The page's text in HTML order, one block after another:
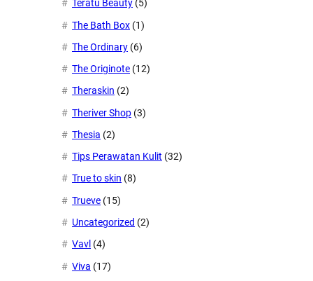
Teratu Beauty (5)
The Bath Box (1)
The Ordinary (6)
The Originote (12)
Theraskin (2)
Theriver Shop (3)
Thesia (2)
Tips Perawatan Kulit (32)
True to skin (8)
Trueve (15)
Uncategorized (2)
Vavl (4)
Viva (17)